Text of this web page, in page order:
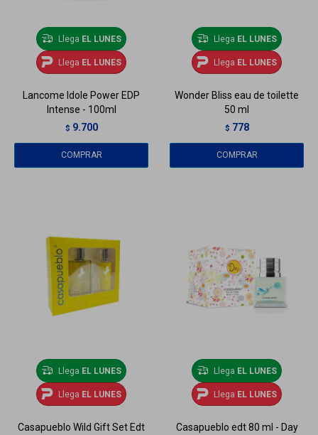
Llega EL LUNES
Llega EL LUNES
Lancome Idole Power EDP
Intense - 100ml
$ 9.700
Llega EL LUNES
Llega EL LUNES
Wonder Bliss eau de toilette
50 ml
$ 778
Llega EL LUNES
Llega EL LUNES
Casapueblo Wild Gift Set Edt
Llega EL LUNES
Llega EL LUNES
Casapueblo edt 80 ml - Day